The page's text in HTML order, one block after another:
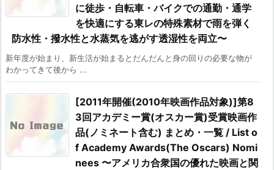
に徒歩・自転車・バイクでの通勤・通学
を快適にする東レの特殊素材で雨を弾く
防水性・撥水性と水蒸気を逃がす透湿性を両立〜
新年度が始まり、新生活が始まるとだんだんと身の回りの必要な物が
わかってきて後から ...
[2011年開催(2010年映画作品対象)]第8
3回アカデミー賞(オスカー賞)受賞映画作
品(ノミネート含む) まとめ・一覧 / List o
f Academy Awards(The Oscars) Nomi
nees 〜アメリカ合衆国の優れた映画と関